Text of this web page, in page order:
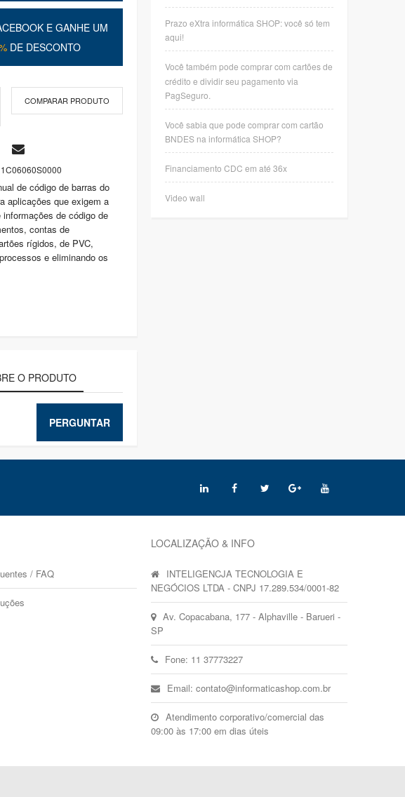
E GANHE UM
DE DESCONTO
COMPARAR PRODUTO
de código de barras do
aplicações que exigem a
de código de
contas de
rígidos, de PVC,
e eliminando os
O PRODUTO
PERGUNTAR
Prazo eXtra informática SHOP: você só tem
aqui!
Você também pode comprar com cartões de
crédito e dividir seu pagamento via
PagSeguro.
Você sabia que pode comprar com cartão
BNDES na informática SHOP?
Financiamento CDC em até 36x
Video wall
/ FAQ
LOCALIZAÇÃO & INFO
INTELIGENCJA TECNOLOGIA E
NEGÓCIOS LTDA - CNPJ 17.289.534/0001-82
Av. Copacabana, 177 - Alphaville - Barueri -
SP
Fone: 11 37773227
Email: contato@informaticashop.com.br
Atendimento corporativo/comercial das
09:00 às 17:00 em dias úteis